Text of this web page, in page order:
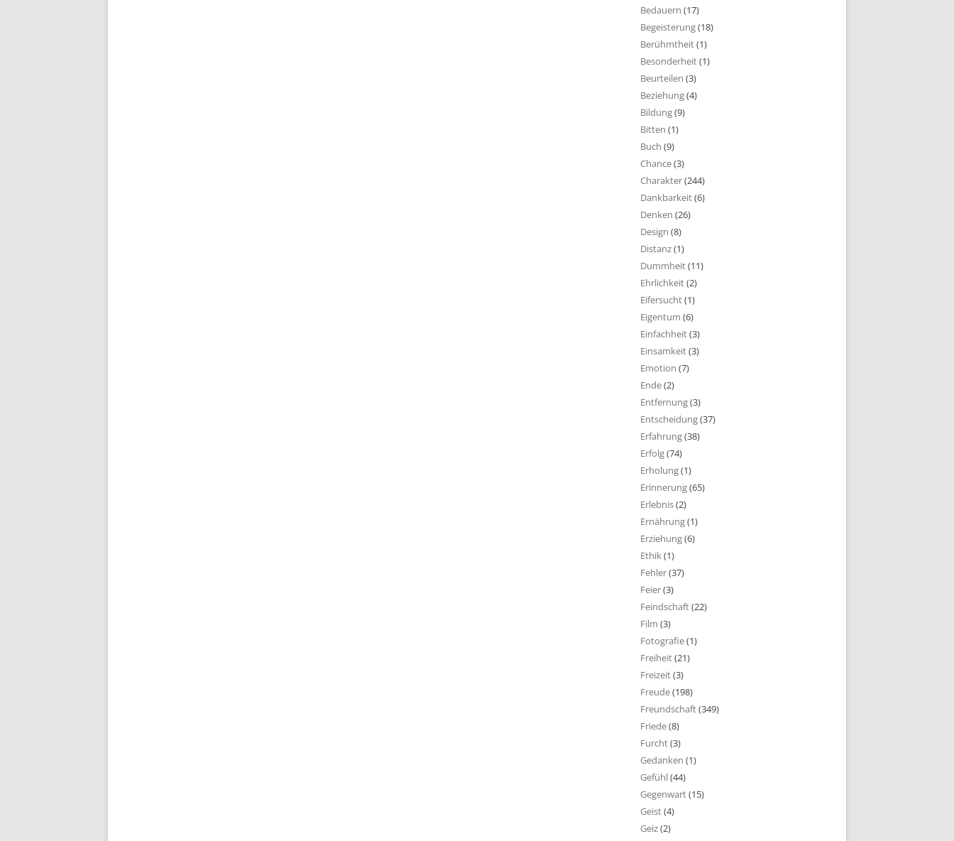
Bedauern (17)
Begeisterung(18)
Berühmtheit(1)
Besonderheit(1)
Beurteilen (3)
Beziehung(4)
Bildung(9)
Bitten (1)
Buch (9)
Chance(3)
Charakter(244)
Dankbarkeit(6)
Denken (26)
Design (8)
Distanz(1)
Dummheit(11)
Ehrlichkeit(2)
Eifersucht(1)
Eigentum (6)
Einfachheit(3)
Einsamkeit(3)
Emotion (7)
Ende(2)
Entfernung(3)
Entscheidung(37)
Erfahrung(38)
Erfolg(74)
Erholung(1)
Erinnerung(65)
Erlebnis(2)
Ernährung(1)
Erziehung(6)
Ethik(1)
Fehler(37)
Feier(3)
Feindschaft(22)
Film (3)
Fotografie(1)
Freiheit(21)
Freizeit(3)
Freude(198)
Freundschaft(349)
Friede(8)
Furcht(3)
Gedanken (1)
Gefühl(44)
Gegenwart(15)
Geist(4)
Geiz(2)